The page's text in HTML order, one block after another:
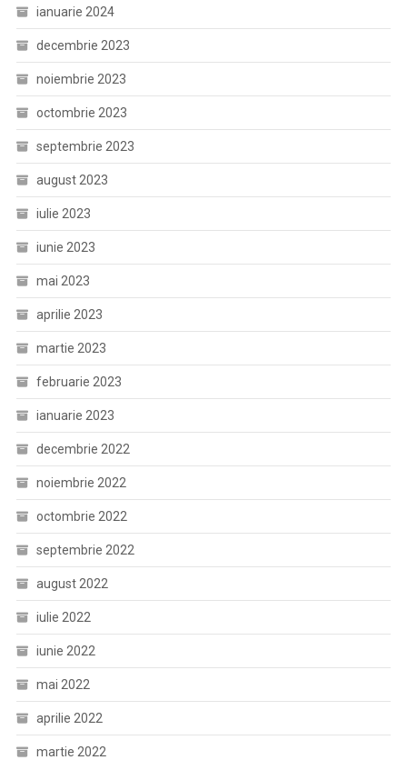
ianuarie 2024
decembrie 2023
noiembrie 2023
octombrie 2023
septembrie 2023
august 2023
iulie 2023
iunie 2023
mai 2023
aprilie 2023
martie 2023
februarie 2023
ianuarie 2023
decembrie 2022
noiembrie 2022
octombrie 2022
septembrie 2022
august 2022
iulie 2022
iunie 2022
mai 2022
aprilie 2022
martie 2022